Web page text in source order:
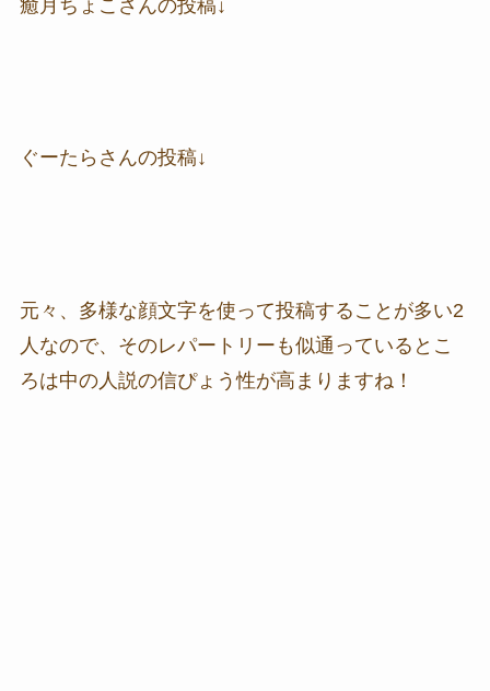
癒月ちょこさんの投稿↓
ぐーたらさんの投稿↓
元々、多様な顔文字を使って投稿することが多い2
人なので、そのレパートリーも似通っているとこ
ろは中の人説の信ぴょう性が高まりますね！